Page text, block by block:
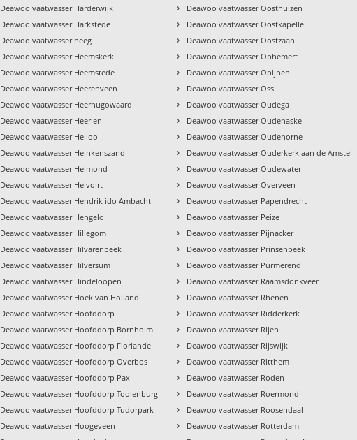
Deawoo vaatwasser Harderwijk
Deawoo vaatwasser Harkstede
Deawoo vaatwasser heeg
Deawoo vaatwasser Heemskerk
Deawoo vaatwasser Heemstede
Deawoo vaatwasser Heerenveen
Deawoo vaatwasser Heerhugowaard
Deawoo vaatwasser Heerlen
Deawoo vaatwasser Heiloo
Deawoo vaatwasser Heinkenszand
Deawoo vaatwasser Helmond
Deawoo vaatwasser Helvoirt
Deawoo vaatwasser Hendrik ido Ambacht
Deawoo vaatwasser Hengelo
Deawoo vaatwasser Hillegom
Deawoo vaatwasser Hilvarenbeek
Deawoo vaatwasser Hilversum
Deawoo vaatwasser Hindeloopen
Deawoo vaatwasser Hoek van Holland
Deawoo vaatwasser Hoofddorp
Deawoo vaatwasser Hoofddorp Bornholm
Deawoo vaatwasser Hoofddorp Floriande
Deawoo vaatwasser Hoofddorp Overbos
Deawoo vaatwasser Hoofddorp Pax
Deawoo vaatwasser Hoofddorp Toolenburg
Deawoo vaatwasser Hoofddorp Tudorpark
Deawoo vaatwasser Hoogeveen
› Deawoo vaatwasser Oosthuizen
› Deawoo vaatwasser Oostkapelle
› Deawoo vaatwasser Oostzaan
› Deawoo vaatwasser Ophemert
› Deawoo vaatwasser Opijnen
› Deawoo vaatwasser Oss
› Deawoo vaatwasser Oudega
› Deawoo vaatwasser Oudehaske
› Deawoo vaatwasser Oudehorne
› Deawoo vaatwasser Ouderkerk aan de Amstel
› Deawoo vaatwasser Oudewater
› Deawoo vaatwasser Overveen
› Deawoo vaatwasser Papendrecht
› Deawoo vaatwasser Peize
› Deawoo vaatwasser Pijnacker
› Deawoo vaatwasser Prinsenbeek
› Deawoo vaatwasser Purmerend
› Deawoo vaatwasser Raamsdonkveer
› Deawoo vaatwasser Rhenen
› Deawoo vaatwasser Ridderkerk
› Deawoo vaatwasser Rijen
› Deawoo vaatwasser Rijswijk
› Deawoo vaatwasser Ritthem
› Deawoo vaatwasser Roden
› Deawoo vaatwasser Roermond
› Deawoo vaatwasser Roosendaal
› Deawoo vaatwasser Rotterdam